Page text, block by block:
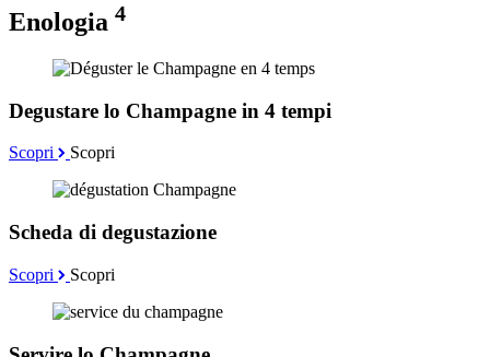
Enologia 4
Degustare lo Champagne in 4 tempi
Scopri Scopri
Scheda di degustazione
Scopri Scopri